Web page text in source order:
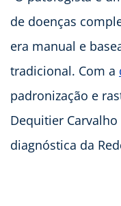
de doenças
era manual e
tradicional. Com a
padronização e
Dequitier
diagnóstica da